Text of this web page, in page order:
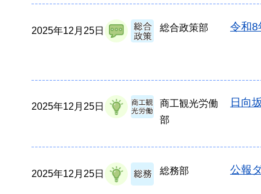
2025年12月25日 総合政策部 令和8
2025年12月25日
商工観光労働
部
日向
2025年12月25日 総務部 公報